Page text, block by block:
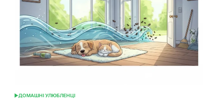
і
назавжди
ОПУБЛІКУВАТИ
ДОМАШНІ УЛЮБЛЕНЦІ